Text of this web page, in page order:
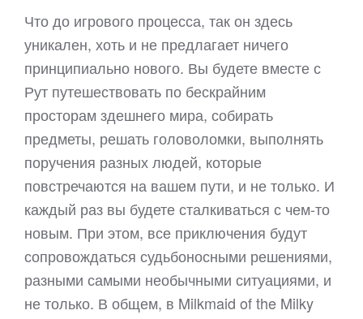
Что до игрового процесса, так он здесь
уникален, хоть и не предлагает ничего
принципиально нового. Вы будете вместе с
Рут путешествовать по бескрайним
просторам здешнего мира, собирать
предметы, решать головоломки, выполнять
поручения разных людей, которые
повстречаются на вашем пути, и не только. И
каждый раз вы будете сталкиваться с чем-то
новым. При этом, все приключения будут
сопровождаться судьбоносными решениями,
разными самыми необычными ситуациями, и
не только. В общем, в Milkmaid of the Milky